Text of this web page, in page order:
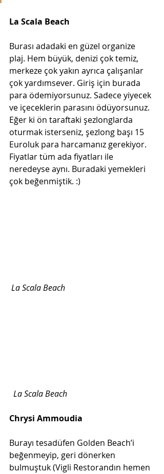
La Scala Beach
Burası adadaki en güzel organize
plaj. Hem büyük, denizi çok temiz,
merkeze çok yakın ayrıca çalışanlar
çok yardımsever. Giriş için burada
para ödemiyorsunuz. Sadece yiyecek
ve içeceklerin parasını ödüyorsunuz.
Eğer ki ön taraftaki şezlonglarda
oturmak isterseniz, şezlong başı 15
Euroluk para harcamanız gerekiyor.
Fiyatlar tüm ada fiyatları ile
neredeyse aynı. Buradaki yemekleri
çok beğenmiştik. :)
La Scala Beach
La Scala Beach
Chrysi Ammoudia
Burayı tesadüfen Golden Beach’i
beğenmeyip, geri dönerken
bulmuştuk (Vigli Restorandın hemen